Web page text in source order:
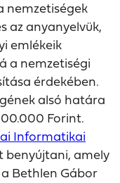
nemzetiségek
az anyanyelvük,
emlékeik
a nemzetiségi
érdekében.
alsó határa
Forint.
Informatikai
benyújtani, amely
Bethlen Gábor